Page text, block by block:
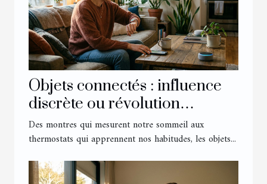
Objets connectés : influence
discrète ou révolution
silencieuse dans nos routines
?
Des montres qui mesurent notre sommeil aux
thermostats qui apprennent nos habitudes, les objets...